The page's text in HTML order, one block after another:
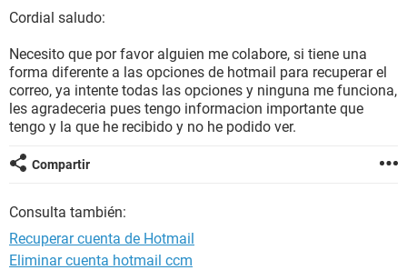
Cordial saludo:
Necesito que por favor alguien me colabore, si tiene una
forma diferente a las opciones de hotmail para recuperar el
correo, ya intente todas las opciones y ninguna me funciona,
les agradeceria pues tengo informacion importante que
tengo y la que he recibido y no he podido ver.
Compartir
Consulta también:
Recuperar cuenta de Hotmail
Eliminar cuenta hotmail ccm